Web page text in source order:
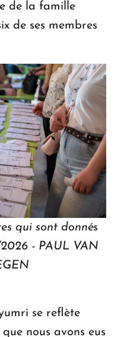
de la famille
de ses membres
qui sont donnés
- PAUL VAN
se reflète
nous avons eus